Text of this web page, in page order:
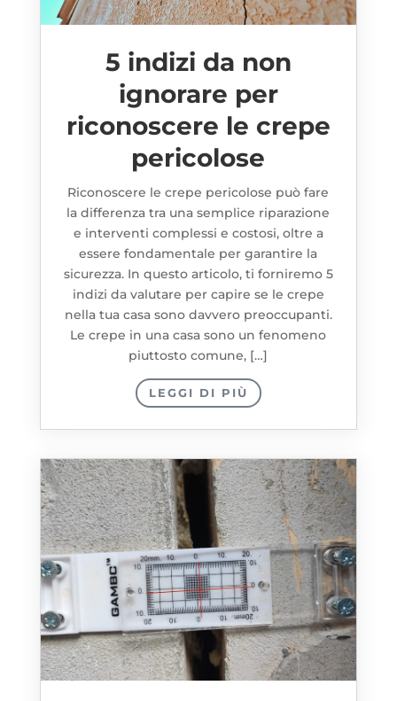
5 indizi da non
ignorare per
riconoscere le crepe
pericolose
Riconoscere le crepe pericolose può fare
la differenza tra una semplice riparazione
e interventi complessi e costosi, oltre a
essere fondamentale per garantire la
sicurezza. In questo articolo, ti forniremo 5
indizi da valutare per capire se le crepe
nella tua casa sono davvero preoccupanti.
Le crepe in una casa sono un fenomeno
piuttosto comune, […]
LEGGI DI PIÙ